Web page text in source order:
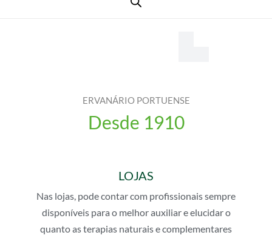
ERVANÁRIO PORTUENSE
Desde 1910
LOJAS
Nas lojas, pode contar com profissionais sempre
disponíveis para o melhor auxiliar e elucidar o
quanto as terapias naturais e complementares